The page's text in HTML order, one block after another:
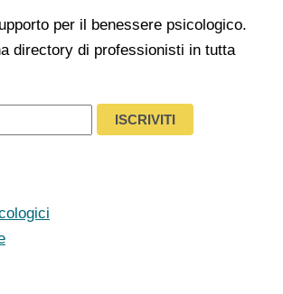
per il benessere psicologico.
directory di professionisti in tutta
ISCRIVITI